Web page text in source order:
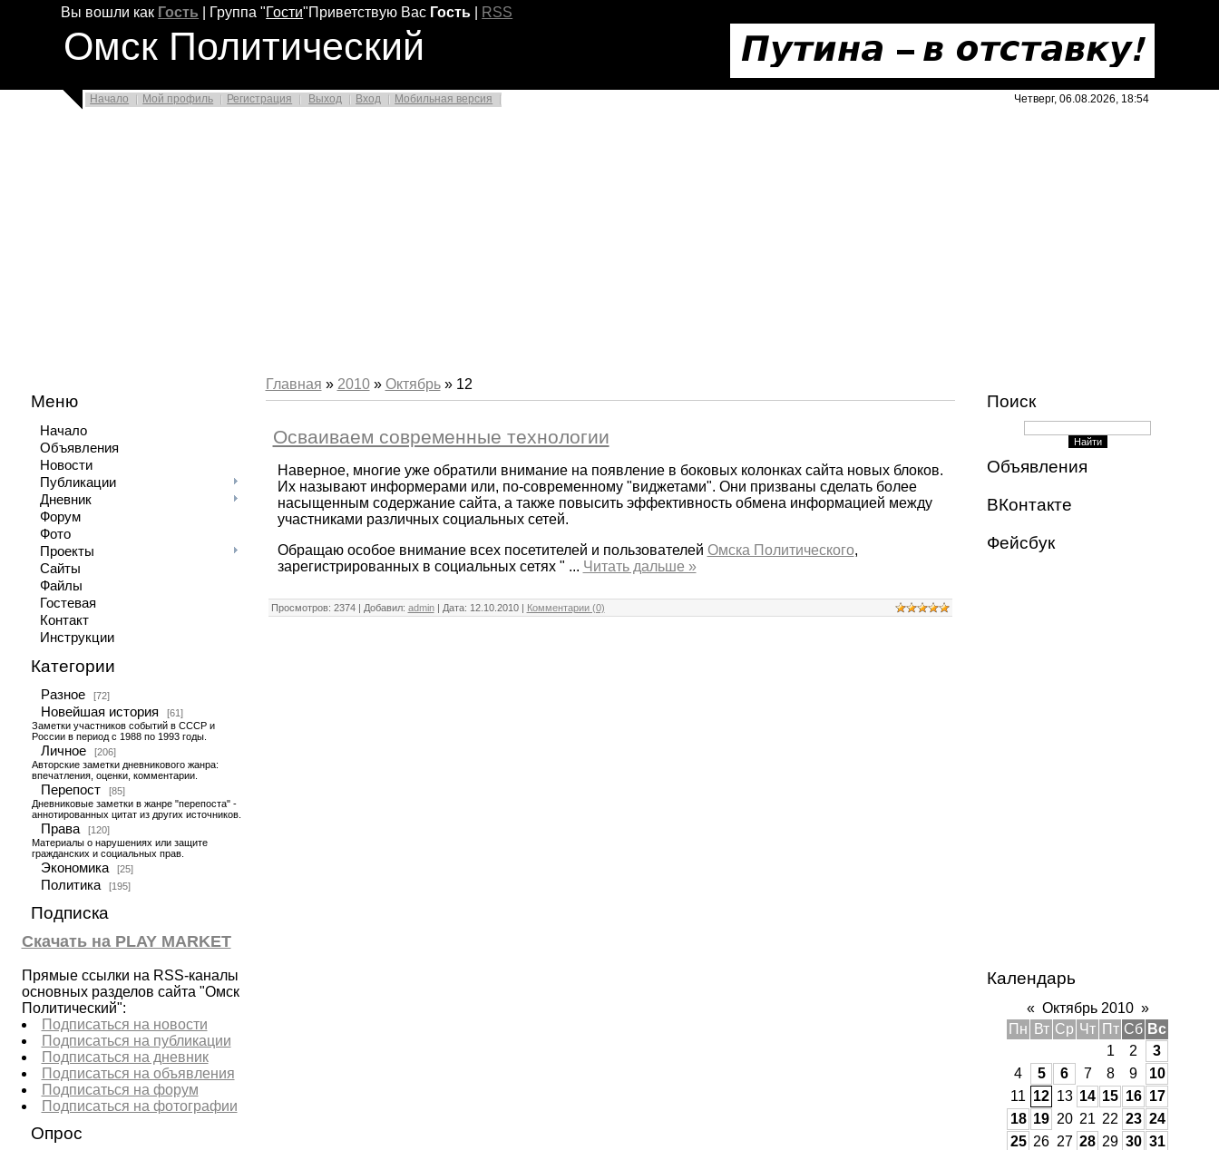
Вы вошли как Гость Группа "Гости"Приветствую Вас Гость RSS
Омск Политический
Начало Мой профиль Регистрация Выход Вход Мобильная версия Четверг, 06.08.2026, 18:54
Меню
Начало
Объявления
Новости
Публикации
Дневник
Форум
Фото
Проекты
Сайты
Файлы
Гостевая
Контакт
Инструкции
Категории
Разное [72]
Новейшая история
[61]
Заметки участников событий в СССР и
России в период с 1988 по 1993 годы.
Личное
[206]
Авторские заметки дневникового жанра:
впечатления, оценки, комментарии.
Перепост
[85]
Дневниковые заметки в жанре "перепоста" -
аннотированных цитат из других источников.
Права
[120]
Материалы о нарушениях или защите
гражданских и социальных прав.
Экономика [25]
Политика [195]
Подписка
Скачать на PLAY MARKET
Прямые ссылки на RSS-каналы
основных разделов сайта "Омск
Политический":
Подписаться на новости
Подписаться на публикации
Подписаться на дневник
Подписаться на объявления
Подписаться на форум
Подписаться на фотографии
Опрос
Главная » 2010 » Октябрь » 12
Осваиваем современные технологии
Наверное, многие уже обратили внимание на появление в боковых колонках сайта новых блоков.
Их называют информерами или, по-современному "виджетами". Они призваны сделать более
насыщенным содержание сайта, а также повысить эффективность обмена информацией между
участниками различных социальных сетей.
Обращаю особое внимание всех посетителей и пользователей Омска Политического,
зарегистрированных в социальных сетях " ... Читать дальше »
Просмотров: 2374 | Добавил: admin| Дата: 12.10.2010| Комментарии (0)
Поиск
Объявления
ВКонтакте
Фейсбук
Календарь
« Октябрь 2010 »
Пн
Вт Ср Чт Пт Сб Вс
1
2
3
4
5 6 7 8 9
10
11 12 13 14 15 16 17
18 19 20 21 22 23 24
25 26 27 28 29 30 31